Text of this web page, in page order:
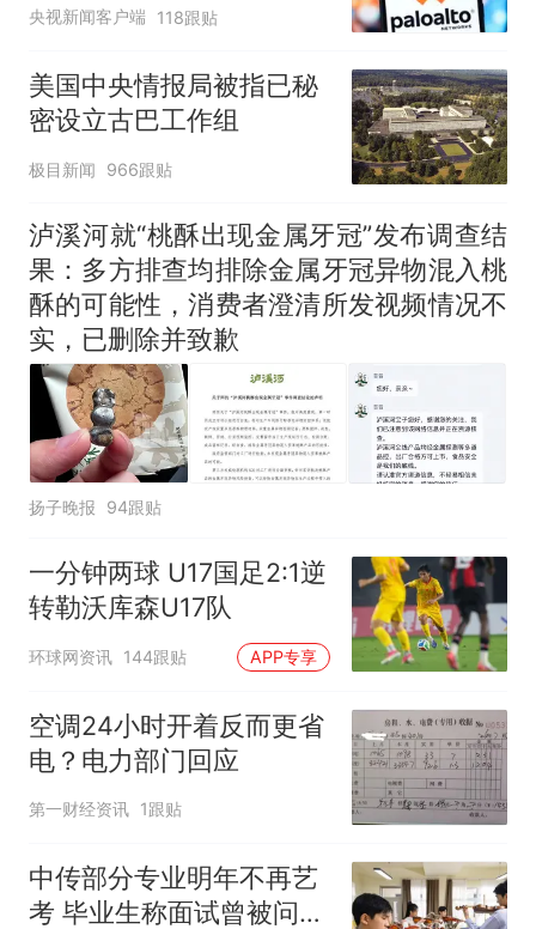
央视新闻客户端 118跟贴
美国中央情报局被指已秘
密设立古巴工作组
极目新闻 966跟贴
泸溪河就“桃酥出现金属牙冠”发布调查结
果：多方排查均排除金属牙冠异物混入桃
酥的可能性，消费者澄清所发视频情况不
实，已删除并致歉
扬子晚报 94跟贴
一分钟两球 U17国足2:1逆
转勒沃库森U17队
环球网资讯 144跟贴 APP专享
空调24小时开着反而更省
电？电力部门回应
第一财经资讯 1跟贴
中传部分专业明年不再艺
考 毕业生称面试曾被问